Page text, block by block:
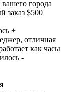
города
заказ $500
+
отличная
как часы
-